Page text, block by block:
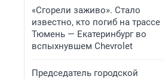
«Сгорели заживо». Стало
известно, кто погиб на трассе
Тюмень — Екатеринбург во
вспыхнувшем Chevrolet
Председатель городской